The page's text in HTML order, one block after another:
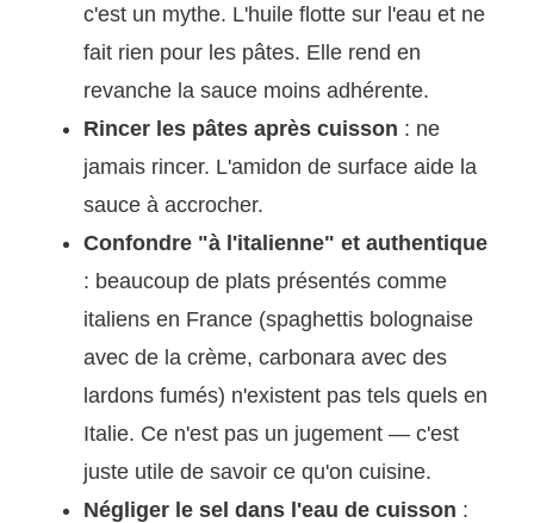
c'est un mythe. L'huile flotte sur l'eau et ne
fait rien pour les pâtes. Elle rend en
revanche la sauce moins adhérente.
Rincer les pâtes après cuisson : ne
jamais rincer. L'amidon de surface aide la
sauce à accrocher.
Confondre "à l'italienne" et authentique
: beaucoup de plats présentés comme
italiens en France (spaghettis bolognaise
avec de la crème, carbonara avec des
lardons fumés) n'existent pas tels quels en
Italie. Ce n'est pas un jugement — c'est
juste utile de savoir ce qu'on cuisine.
Négliger le sel dans l'eau de cuisson :